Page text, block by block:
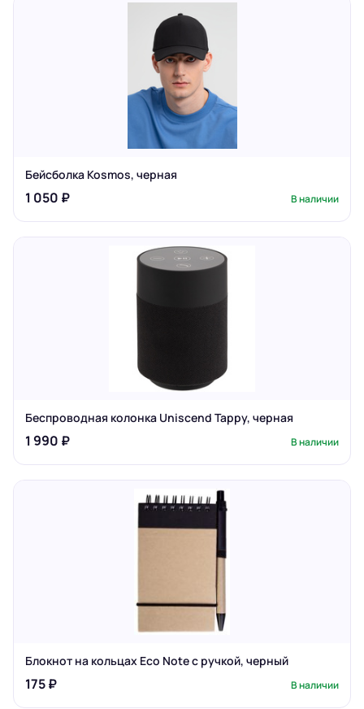
Бейсболка Kosmos, черная
1 050 ₽ В наличии
Беспроводная колонка Uniscend Tappy, черная
1 990 ₽ В наличии
Блокнот на кольцах Eco Note с ручкой, черный
175 ₽ В наличии